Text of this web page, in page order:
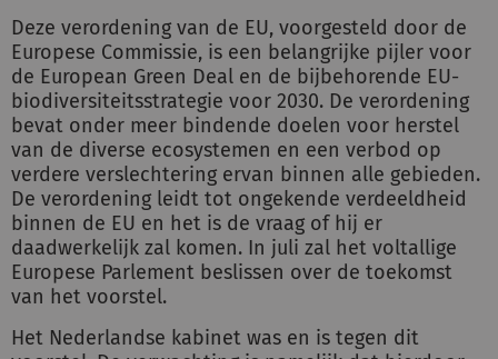
Deze verordening van de EU, voorgesteld door de
Europese Commissie, is een belangrijke pijler voor
de European Green Deal en de bijbehorende EU-
biodiversiteitsstrategie voor 2030. De verordening
bevat onder meer bindende doelen voor herstel
van de diverse ecosystemen en een verbod op
verdere verslechtering ervan binnen alle gebieden.
De verordening leidt tot ongekende verdeeldheid
binnen de EU en het is de vraag of hij er
daadwerkelijk zal komen. In juli zal het voltallige
Europese Parlement beslissen over de toekomst
van het voorstel.
Het Nederlandse kabinet was en is tegen dit